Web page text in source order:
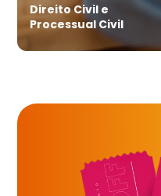
Direito Civil e
Processual Civil